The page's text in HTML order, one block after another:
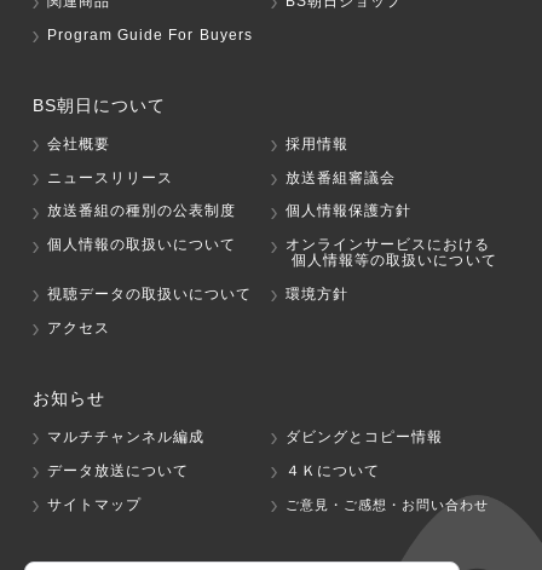
Program Guide For Buyers
BS朝日について
会社概要
採用情報
ニュースリリース
放送番組審議会
放送番組の種別の公表制度
個人情報保護方針
個人情報の取扱いについて
オンラインサービスにおける
個人情報等の取扱いについて
視聴データの取扱いについて
環境方針
アクセス
お知らせ
マルチチャンネル編成
ダビングとコピー情報
データ放送について
４Ｋについて
サイトマップ
ご意見・ご感想・お問い合わせ